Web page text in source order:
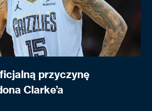
przyczynę
Clarke’a